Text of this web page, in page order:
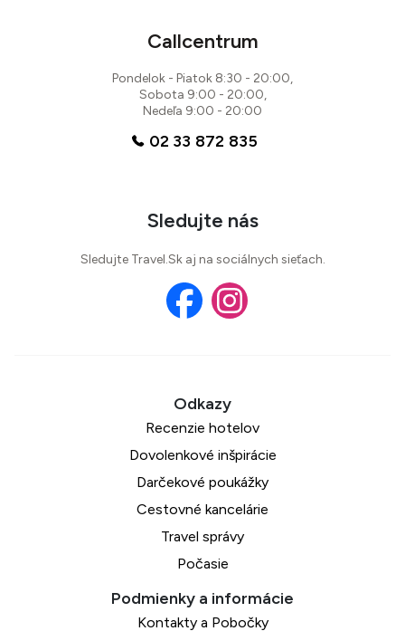
14 recenziíCallcentrum
Pondelok - Piatok 8:30 - 20:00,
Sobota 9:00 - 20:00,
Nedeľa 9:00 - 20:00
02 33 872 835
Sledujte nás
Sledujte Travel.Sk aj na sociálnych sieťach.
Recenzie hotelov
Dovolenkové inšpirácie
Darčekové poukážky
Cestovné kancelárie
Travel správy
Počasie
Kontakty a Pobočky